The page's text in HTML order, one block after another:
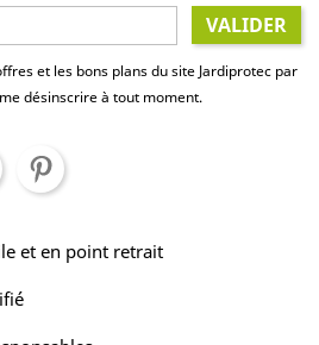
VALIDER
et les bons plans du site Jardiprotec par
me désinscrire à tout moment.
et en point retrait